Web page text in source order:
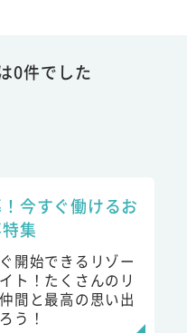
0件でした
今すぐ働けるお
集
開始できるリゾー
ト！たくさんのリ
間と最高の思い出
う！